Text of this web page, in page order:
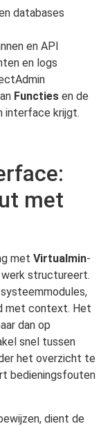
databases
en API
en logs
Functies en de
interface krijgt.
met
met Virtualmin-
werk structureert.
met context. Het
dan op
snel tussen
het overzicht te
bedieningsfouten
dient de